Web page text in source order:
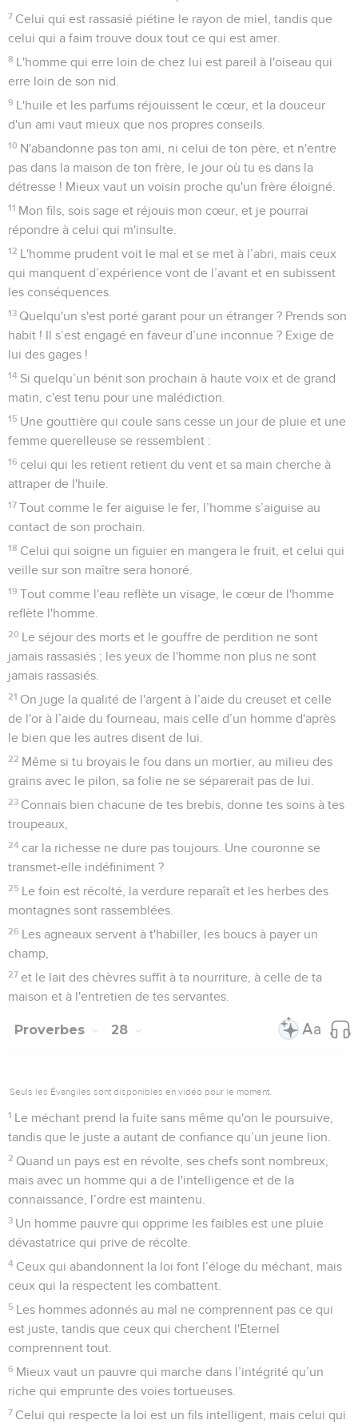
7 Celui qui est rassasié piétine le rayon de miel, tandis que
celui qui a faim trouve doux tout ce qui est amer.
8 L'homme qui erre loin de chez lui est pareil à l'oiseau qui
erre loin de son nid.
9 L'huile et les parfums réjouissent le cœur, et la douceur
d'un ami vaut mieux que nos propres conseils.
10 N'abandonne pas ton ami, ni celui de ton père, et n'entre
pas dans la maison de ton frère, le jour où tu es dans la
détresse ! Mieux vaut un voisin proche qu'un frère éloigné.
11 Mon fils, sois sage et réjouis mon cœur, et je pourrai
répondre à celui qui m'insulte.
12 L'homme prudent voit le mal et se met à l’abri, mais ceux
qui manquent d’expérience vont de l’avant et en subissent
les conséquences.
13 Quelqu'un s'est porté garant pour un étranger ? Prends son
habit ! Il s’est engagé en faveur d’une inconnue ? Exige de
lui des gages !
14 Si quelqu’un bénit son prochain à haute voix et de grand
matin, c'est tenu pour une malédiction.
15 Une gouttière qui coule sans cesse un jour de pluie et une
femme querelleuse se ressemblent :
16 celui qui les retient retient du vent et sa main cherche à
attraper de l'huile.
17 Tout comme le fer aiguise le fer, l’homme s’aiguise au
contact de son prochain.
18 Celui qui soigne un figuier en mangera le fruit, et celui qui
veille sur son maître sera honoré.
19 Tout comme l'eau reflète un visage, le cœur de l'homme
reflète l'homme.
20 Le séjour des morts et le gouffre de perdition ne sont
jamais rassasiés ; les yeux de l'homme non plus ne sont
jamais rassasiés.
21 On juge la qualité de l'argent à l’aide du creuset et celle
de l'or à l’aide du fourneau, mais celle d’un homme d'après
le bien que les autres disent de lui.
22 Même si tu broyais le fou dans un mortier, au milieu des
grains avec le pilon, sa folie ne se séparerait pas de lui.
23 Connais bien chacune de tes brebis, donne tes soins à tes
troupeaux,
24 car la richesse ne dure pas toujours. Une couronne se
transmet-elle indéfiniment ?
25 Le foin est récolté, la verdure reparaît et les herbes des
montagnes sont rassemblées.
26 Les agneaux servent à t'habiller, les boucs à payer un
champ,
27 et le lait des chèvres suffit à ta nourriture, à celle de ta
maison et à l'entretien de tes servantes.
Proverbes 28
Seuls les Évangiles sont disponibles en vidéo pour le moment.
1 Le méchant prend la fuite sans même qu'on le poursuive,
tandis que le juste a autant de confiance qu’un jeune lion.
2 Quand un pays est en révolte, ses chefs sont nombreux,
mais avec un homme qui a de l'intelligence et de la
connaissance, l’ordre est maintenu.
3 Un homme pauvre qui opprime les faibles est une pluie
dévastatrice qui prive de récolte.
4 Ceux qui abandonnent la loi font l’éloge du méchant, mais
ceux qui la respectent les combattent.
5 Les hommes adonnés au mal ne comprennent pas ce qui
est juste, tandis que ceux qui cherchent l'Eternel
comprennent tout.
6 Mieux vaut un pauvre qui marche dans l’intégrité qu’un
riche qui emprunte des voies tortueuses.
7 Celui qui respecte la loi est un fils intelligent, mais celui qui